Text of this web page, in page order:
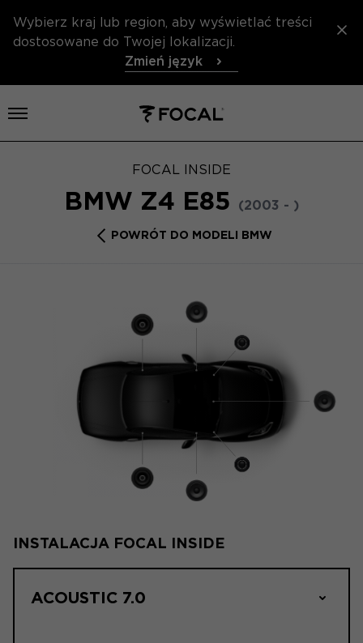
Wybierz kraj lub region, aby wyświetlać treści
dostosowane do Twojej lokalizacji.
Zmień język
Otwórz menu
FOCAL INSIDE
BMW Z4 E85 (2003 - )
POWRÓT DO MODELI BMW
INSTALACJA FOCAL INSIDE
ACOUSTIC 7.0